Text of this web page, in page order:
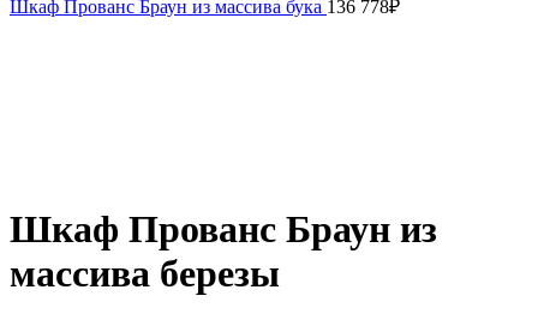
Шкаф Прованс Браун из массива бука 136 778₽
Шкаф Прованс Браун из
массива березы